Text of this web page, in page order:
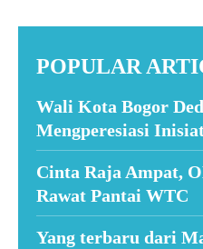
POPULAR
Wali Kota Bogor
Mengperesiasi
Cinta Raja Ampat,
Rawat Pantai WTC
Yang terbaru dari